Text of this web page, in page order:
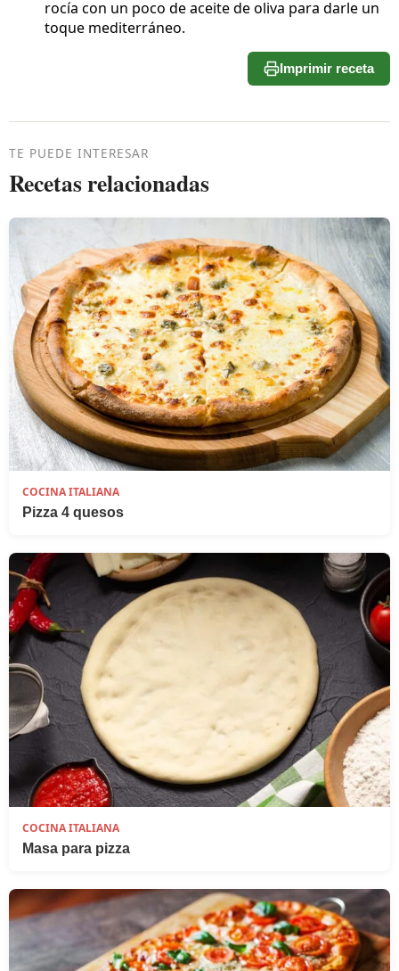
rocía con un poco de aceite de oliva para darle un
toque mediterráneo.
Imprimir receta
TE PUEDE INTERESAR
Recetas relacionadas
COCINA ITALIANA
Pizza 4 quesos
COCINA ITALIANA
Masa para pizza